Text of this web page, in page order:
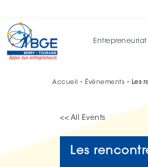
Entrepreneuriat
Accueil • Évènements • Les
<< All Events
Les